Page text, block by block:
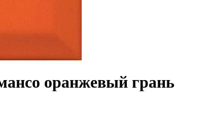
оранжевый грань